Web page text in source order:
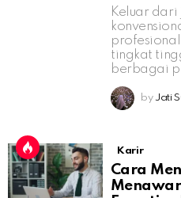
Keluar
tingkat
berbagai
by Jati
Karir
Cara